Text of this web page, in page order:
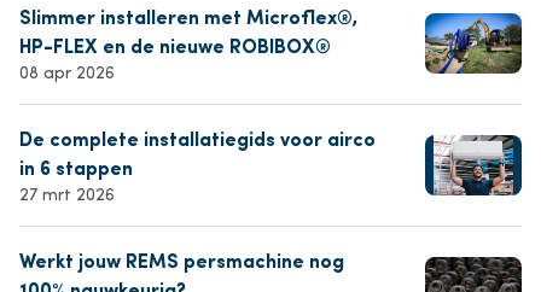
Slimmer installeren met Microflex®,
HP-FLEX en de nieuwe ROBIBOX®
08 apr 2026
De complete installatiegids voor airco
in 6 stappen
27 mrt 2026
Werkt jouw REMS persmachine nog